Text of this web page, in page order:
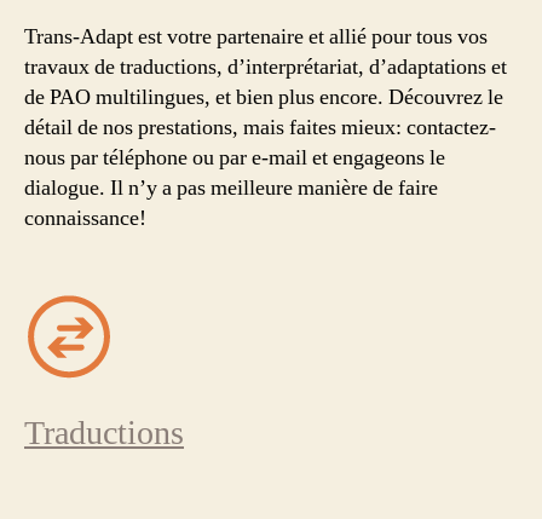
Trans-Adapt est votre partenaire et allié pour tous vos
travaux de traductions, d’interprétariat, d’adaptations et
de PAO multilingues, et bien plus encore. Découvrez le
détail de nos prestations, mais faites mieux: contactez-
nous par téléphone ou par e-mail et engageons le
dialogue. Il n’y a pas meilleure manière de faire
connaissance!
Traductions